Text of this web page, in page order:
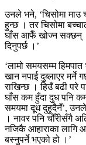
उनले भने, ‘चिसोमा माउ
हुन्छ । तर चिसोमा
घाँस आफैँ खोज्न सक्छन् ।
दिनुपर्छ ।’
‘लामो समयसम्म
खान नपाई दुब्लाएर मर्ने
राखिन्छ । हिउँ बढी परे
घाँस कम हुँदा दुध पनि
समयमा दूध दुहुदैनँ’,
। नावर पनि चौँरीसँगै
नजिकै आहाराका लागि
बस्नुपर्ने भएको हो ।’